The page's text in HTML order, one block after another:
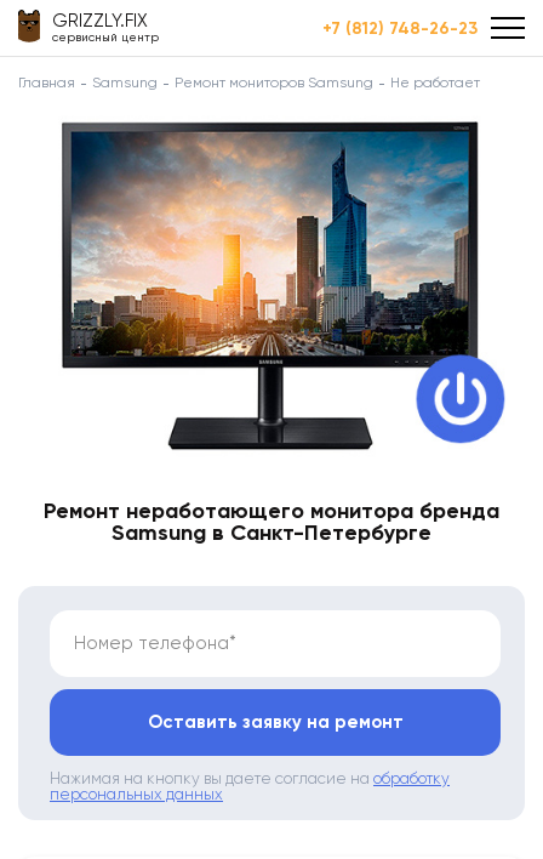
GRIZZLY.FIX
сервисный центр +7 (812) 748-26-23
Главная Samsung Ремонт мониторов Samsung Не работает
Ремонт неработающего монитора бренда
Samsung в Санкт-Петербурге
Номер телефона*
Оставить заявку на ремонт
Нажимая на кнопку вы даете согласие на обработку
персональных данных